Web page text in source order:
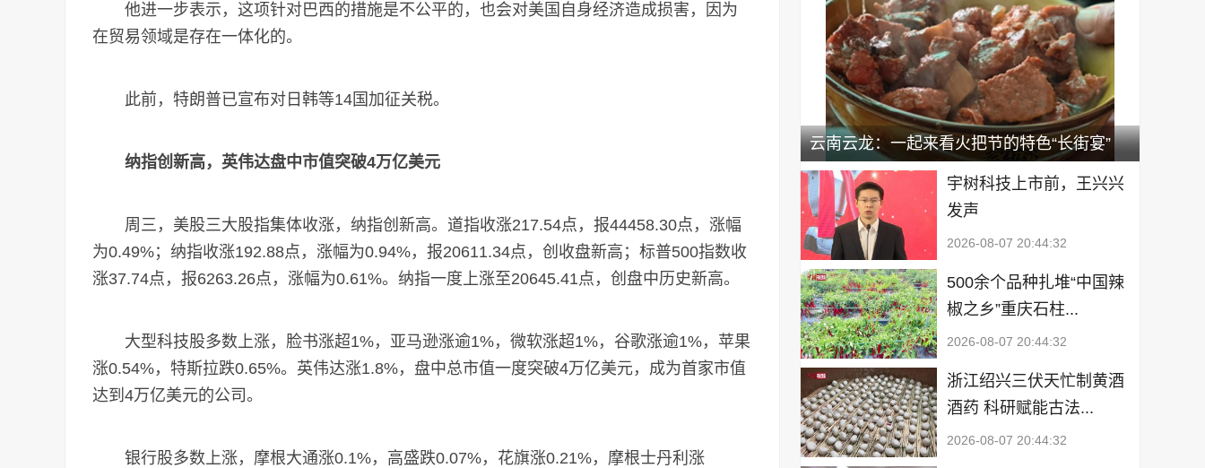
他进一步表示，这项针对巴西的措施是不公平的，也会对美国自身经济造成损害，因为
在贸易领域是存在一体化的。
此前，特朗普已宣布对日韩等14国加征关税。
纳指创新高，英伟达盘中市值突破4万亿美元
周三，美股三大股指集体收涨，纳指创新高。道指收涨217.54点，报44458.30点，涨幅
为0.49%；纳指收涨192.88点，涨幅为0.94%，报20611.34点，创收盘新高；标普500指数收
涨37.74点，报6263.26点，涨幅为0.61%。纳指一度上涨至20645.41点，创盘中历史新高。
大型科技股多数上涨，脸书涨超1%，亚马逊涨逾1%，微软涨超1%，谷歌涨逾1%，苹果
涨0.54%，特斯拉跌0.65%。英伟达涨1.8%，盘中总市值一度突破4万亿美元，成为首家市值
达到4万亿美元的公司。
银行股多数上涨，摩根大通涨0.1%，高盛跌0.07%，花旗涨0.21%，摩根士丹利涨
云南云龙：一起来看火把节的特色“长街宴”
宇树科技上市前，王兴兴
发声
2026-08-07 20:44:32
500余个品种扎堆“中国辣
椒之乡”重庆石柱...
2026-08-07 20:44:32
浙江绍兴三伏天忙制黄酒
酒药 科研赋能古法...
2026-08-07 20:44:32